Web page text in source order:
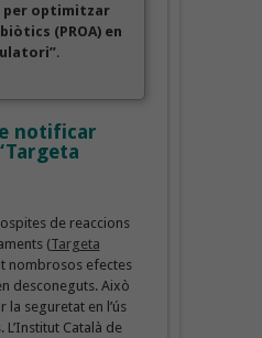
per optimitzar
(PROA) en
.
notificar
de reaccions
(Targeta
nombrosos efectes
desconeguts. Això
la seguretat en l’ús
Català de